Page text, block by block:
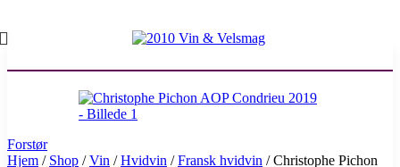
Forstør
Hjem / Shop /Vin /Hvidvin /Fransk hvidvin /Christophe Pichon